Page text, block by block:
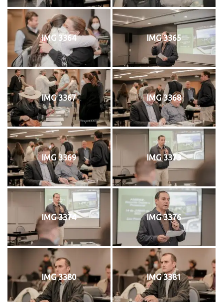
IMG 3364 IMG 3365
IMG 3367 IMG 3368
IMG 3369 IMG 3373
IMG 3374 IMG 3376
IMG 3380 IMG 3381